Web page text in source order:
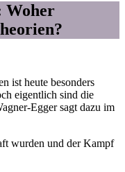
Woher
ist heute besonders
eigentlich sind die
Egger sagt dazu im
wurden und der Kampf